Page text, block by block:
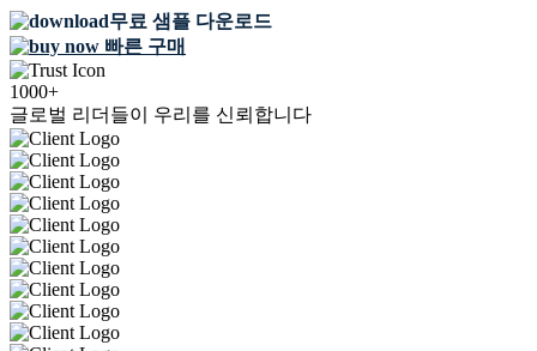
무료 샘플 다운로드
빠른 구매
1000+
글로벌 리더들이 우리를 신뢰합니다